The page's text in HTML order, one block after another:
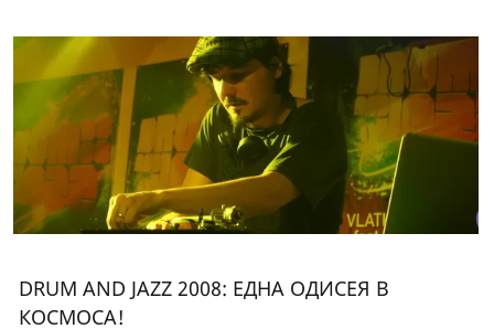
DRUM AND JAZZ 2008: ЕДНА ОДИСЕЯ В
КОСМОСА!